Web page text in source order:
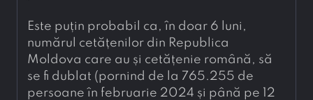
Este puțin probabil ca, în doar 6 luni,
numărul cetățenilor din Republica
Moldova care au și cetățenie română, să
se fi dublat (pornind de la 765.255 de
persoane în februarie 2024 și până pe 12